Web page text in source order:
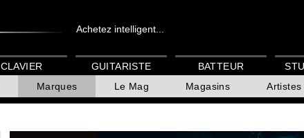
Achetez intelligent...
Marques Le Mag Magasins Artistes
CLAVIER GUITARISTE BATTEUR